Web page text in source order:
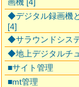
◆デジタル録画機
[4]
◆サラウンドシス
◆地上デジタルチ
■サイト管理
■mt管理